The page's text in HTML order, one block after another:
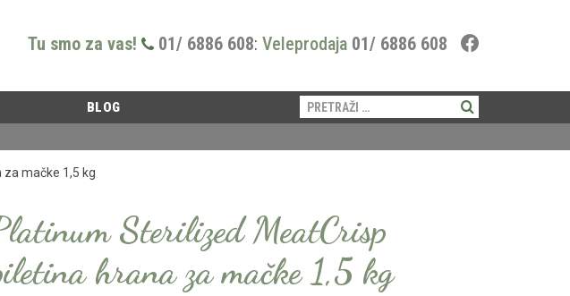
Tu smo za vas! 01/ 6886 608: Veleprodaja 01/ 6886 608
Pretraži:
BLOG
mačke 1,5 kg
Sterilized MeatCrisp
hrana za mačke 1,5 kg